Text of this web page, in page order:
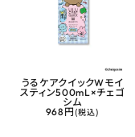
うるケアクイックWモイ
スティン500mL×チェゴ
シム
968円 (税込)